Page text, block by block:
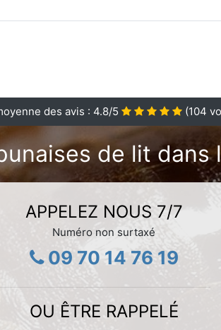
des avis : 4.8/5 (104
de lit dans
APPELEZ NOUS 7/7
Numéro non surtaxé
09 70 14 76 19
OU ÊTRE RAPPELÉ